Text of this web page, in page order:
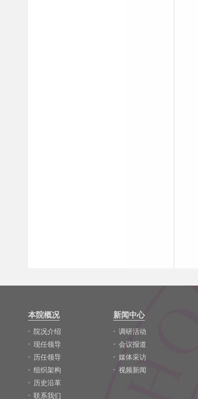
本院概况
院况介绍
现任领导
历任领导
组织架构
历史沿革
联系我们
新闻中心
调研活动
会议报道
媒体采访
视频新闻